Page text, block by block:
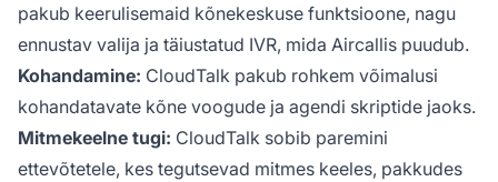
pakub keerulisemaid kõnekeskuse funktsioone, nagu
ennustav valija ja täiustatud IVR, mida Aircallis puudub.
Kohandamine: CloudTalk pakub rohkem võimalusi
kohandatavate kõne voogude ja agendi skriptide jaoks.
Mitmekeelne tugi: CloudTalk sobib paremini
ettevõtetele, kes tegutsevad mitmes keeles, pakkudes